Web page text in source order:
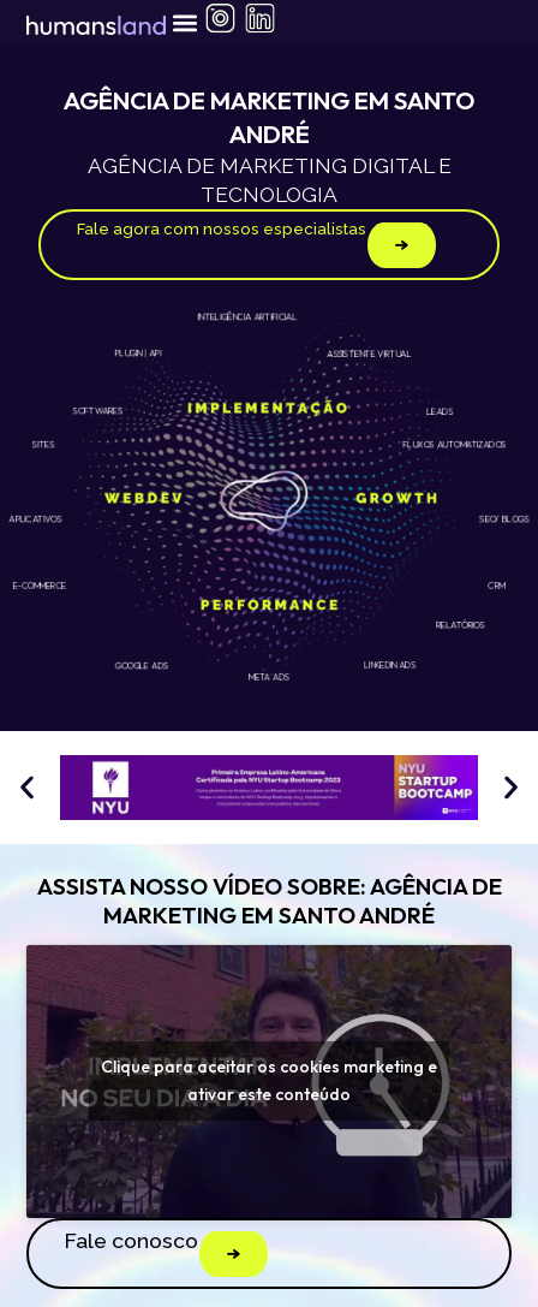
para
conteúdoAGÊNCIA DE MARKETING EM SANTO
ANDRÉ
AGÊNCIA DE MARKETING DIGITAL E
TECNOLOGIA
Fale agora com nossos especialistas
GOOGLE ADS LINKEDIN ADS
APLICATIVOS
SITES
E-COMMERCE
META ADS
CRM
RELATÓRIOS
SEO/ BLOGS
FLUXOS AUTOMATIZADOS
INTELIGÊNCIA ARTIFICIAL
PLUGIN | API
SOFTWARES
ASSISTENTE VIRTUAL
LEADS
ASSISTA NOSSO VÍDEO SOBRE: AGÊNCIA DE
MARKETING EM SANTO ANDRÉ
Clique para aceitar os cookies marketing e
ativar este conteúdo
Fale conosco